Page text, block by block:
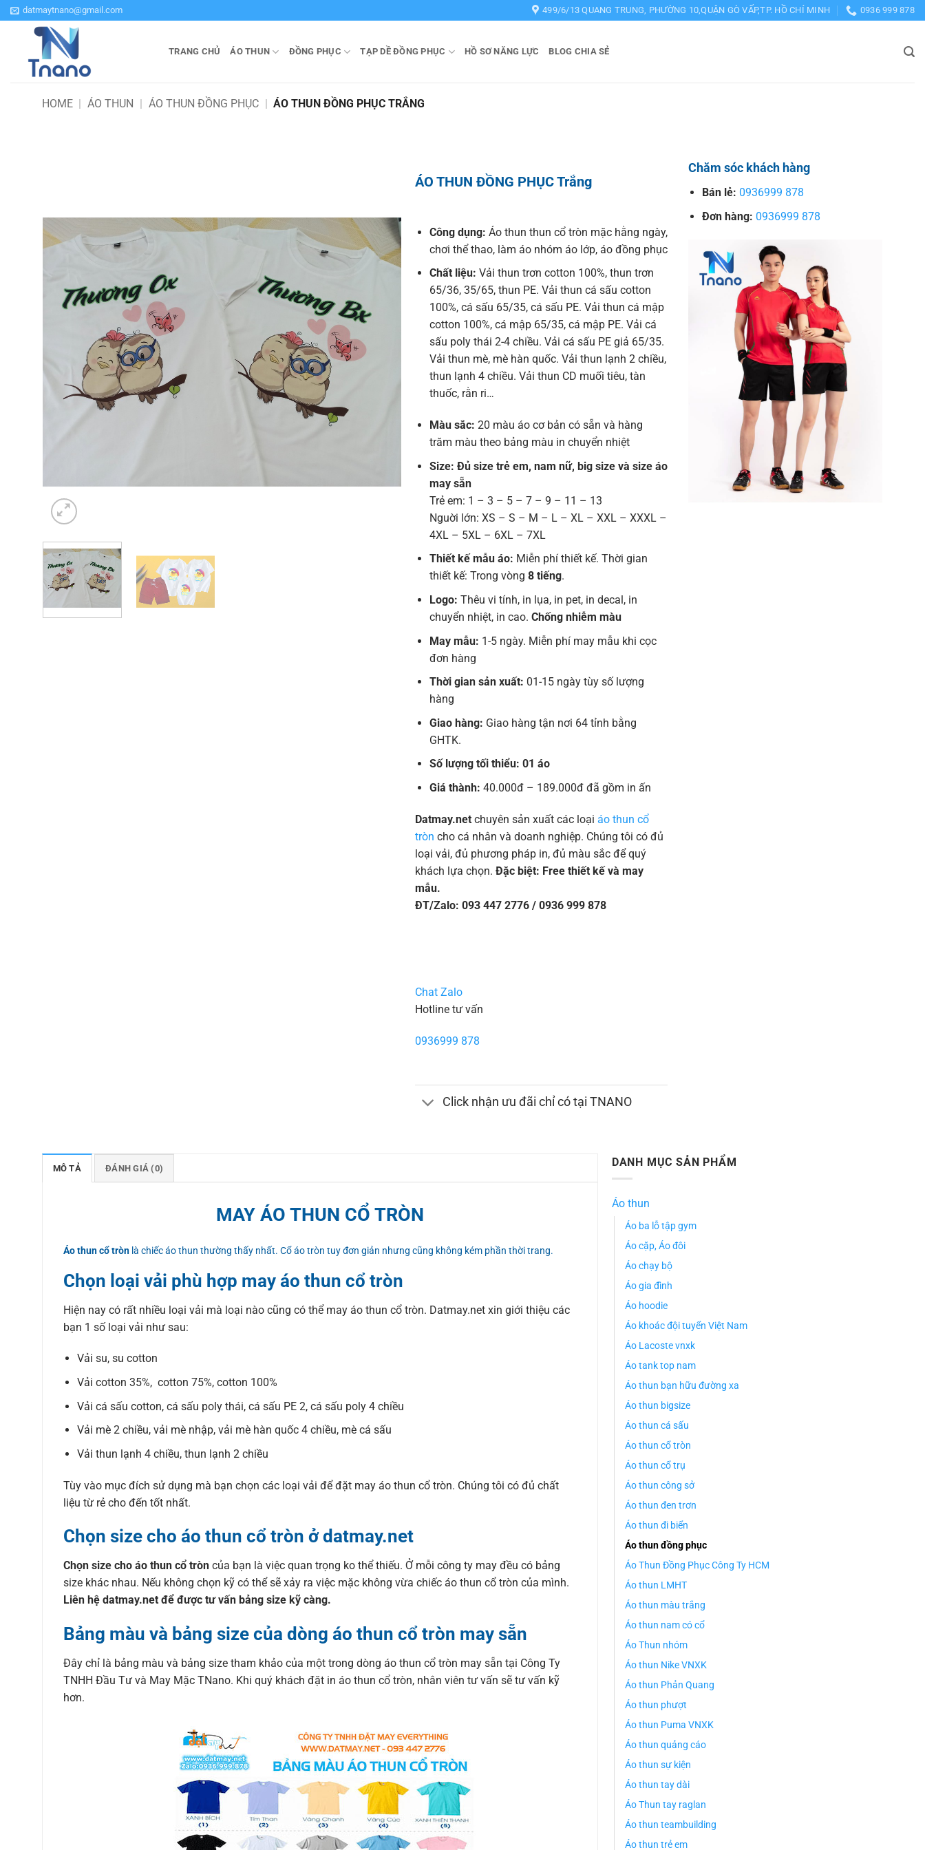
Bỏ
qua
datmaytnano@gmail.com 499/6/13 QUANG TRUNG, PHƯỜNG 10,QUẬN GÒ VẤP,TP. HỒ CHÍ MINH 0936 999 878
TRANG CHỦ ÁO THUN ĐỒNG PHỤC TẠP DỀ ĐỒNG PHỤC HỒ SƠ NĂNG LỰC BLOG CHIA SẺ
HOME | ÁO THUN | ÁO THUN ĐỒNG PHỤC | ÁO THUN ĐỒNG PHỤC TRẮNG
ÁO THUN ĐỒNG PHỤC Trắng
Công dụng: Áo thun thun cổ tròn mặc hằng ngày,
chơi thể thao, làm áo nhóm áo lớp, áo đồng phục
Chất liệu: Vải thun trơn cotton 100%, thun trơn
65/36, 35/65, thun PE. Vải thun cá sấu cotton
100%, cá sấu 65/35, cá sấu PE. Vải thun cá mập
cotton 100%, cá mập 65/35, cá mập PE. Vải cá
sấu poly thái 2-4 chiều. Vải cá sấu PE giả 65/35.
Vải thun mè, mè hàn quốc. Vải thun lạnh 2 chiều,
thun lạnh 4 chiều. Vải thun CD muối tiêu, tàn
thuốc, rằn ri…
Màu sắc: 20 màu áo cơ bản có sẵn và hàng
trăm màu theo bảng màu in chuyển nhiệt
Size: Đủ size trẻ em, nam nữ, big size và size áo
may sẵn
Trẻ em: 1 – 3 – 5 – 7 – 9 – 11 – 13
Nguời lớn: XS – S – M – L – XL – XXL – XXXL –
4XL – 5XL – 6XL – 7XL
Thiết kế mẫu áo: Miễn phí thiết kế. Thời gian
thiết kế: Trong vòng 8 tiếng.
Logo: Thêu vi tính, in lụa, in pet, in decal, in
chuyển nhiệt, in cao. Chống nhiễm màu
May mẫu: 1-5 ngày. Miễn phí may mẫu khi cọc
đơn hàng
Thời gian sản xuất: 01-15 ngày tùy số lượng
hàng
Giao hàng: Giao hàng tận nơi 64 tỉnh bằng
GHTK.
Số lượng tối thiểu: 01 áo
Giá thành: 40.000đ – 189.000đ đã gồm in ấn
Datmay.net chuyên sản xuất các loại áo thun cổ
tròn cho cá nhân và doanh nghiệp. Chúng tôi có đủ
loại vải, đủ phương pháp in, đủ màu sắc để quý
khách lựa chọn. Đặc biệt: Free thiết kế và may
mẫu.
ĐT/Zalo: 093 447 2776 / 0936 999 878
Chat Zalo
Hotline tư vấn
0936999 878
Click nhận ưu đãi chỉ có tại TNANO
Chăm sóc khách hàng
Bán lẻ: 0936999 878
Đơn hàng: 0936999 878
MÔ TẢ ĐÁNH GIÁ (0)
MAY ÁO THUN CỔ TRÒN
Áo thun cổ trònlà chiếc áo thun thường thấy nhất. Cổ áo tròn tuy đơn giản nhưng cũng không kém phần thời trang.
Chọn loại vải phù hợp may áo thun cổ tròn
Hiện nay có rất nhiều loại vải mà loại nào cũng có thể may áo thun cổ tròn. Datmay.net xin giới thiệu các
bạn 1 số loại vải như sau:
Vải su, su cotton
Vải cotton 35%, cotton 75%, cotton 100%
Vải cá sấu cotton, cá sấu poly thái, cá sấu PE 2, cá sấu poly 4 chiều
Vải mè 2 chiều, vải mè nhập, vải mè hàn quốc 4 chiều, mè cá sấu
Vải thun lạnh 4 chiều, thun lạnh 2 chiều
Tùy vào mục đích sử dụng mà bạn chọn các loại vải để đặt may áo thun cổ tròn. Chúng tôi có đủ chất
liệu từ rẻ cho đến tốt nhất.
Chọn size cho áo thun cổ tròn ở datmay.net
Chọn size cho áo thun cổ tròn của bạn là việc quan trọng ko thể thiếu. Ở mỗi công ty may đều có bảng
size khác nhau. Nếu không chọn kỹ có thể sẽ xảy ra việc mặc không vừa chiếc áo thun cổ tròn của mình.
Liên hệ datmay.net để được tư vấn bảng size kỹ càng.
Bảng màu và bảng size của dòng áo thun cổ tròn may sẵn
Đây chỉ là bảng màu và bảng size tham khảo của một trong dòng áo thun cổ tròn may sẵn tại Công Ty
TNHH Đầu Tư và May Mặc TNano. Khi quý khách đặt in áo thun cổ tròn, nhân viên tư vấn sẽ tư vấn kỹ
hơn.
DANH MỤC SẢN PHẨM
Áo thun
Áo ba lỗ tập gym
Áo cặp, Áo đôi
Áo chạy bộ
Áo gia đình
Áo hoodie
Áo khoác đội tuyển Việt Nam
Áo Lacoste vnxk
Áo tank top nam
Áo thun bạn hữu đường xa
Áo thun bigsize
Áo thun cá sấu
Áo thun cổ tròn
Áo thun cổ trụ
Áo thun công sở
Áo thun đen trơn
Áo thun đi biển
Áo thun đồng phục
Áo Thun Đồng Phục Công Ty HCM
Áo thun LMHT
Áo thun màu trắng
Áo thun nam có cổ
Áo Thun nhóm
Áo thun Nike VNXK
Áo thun Phản Quang
Áo thun phượt
Áo thun Puma VNXK
Áo thun quảng cáo
Áo thun sự kiện
Áo thun tay dài
Áo Thun tay raglan
Áo thun teambuilding
Áo thun trẻ em